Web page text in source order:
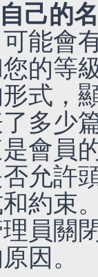
己的
能會
的等
式，
多少
會員
允許
約束
員關
因。